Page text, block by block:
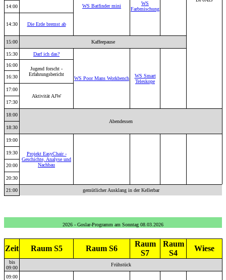
WS Batfinder mini
WS
Farbmischung
14:00
14:30 Die Erde bremst ab
15:00 Kaffeepause
15:30 Darf ich das?
WS Poor Mans Workbench
WS Smart
Teleskope
16:00
Jugend forscht -
Erfahrungsbericht
16:30
17:00
Aktivität AJW
17:30
18:00
Abendessen
18:30
19:00
Projekt EasyChair -
Geschichte, Analyse und
Nachbau
19:30
20:00
20:30
21:00 gemütlicher Ausklang in der Kellerbar
2026 - Goslar-Programm am Sonntag 08.03.2026
Zeit Raum S5 Raum S6
Raum
S7
Raum
S4
Wiese
bis
09:00
Frühstück
09:00